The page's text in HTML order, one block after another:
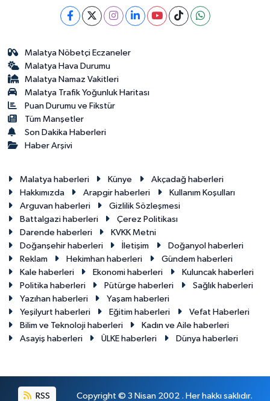
Malatya Nöbetçi Eczaneler
Malatya Hava Durumu
Malatya Namaz Vakitleri
Malatya Trafik Yoğunluk Haritası
Puan Durumu ve Fikstür
Tüm Manşetler
Son Dakika Haberleri
Haber Arşivi
Malatya haberleri Künye
Akçadağ haberleri
Hakkımızda
Arapgir haberleri
Kullanım Koşulları
Arguvan haberleri
Gizlilik Sözleşmesi
Battalgazi haberleri
Çerez Politikası
Darende haberleri
KVKK Metni
Doğanşehir haberleri
İletişim
Doğanyol haberleri
Reklam
Hekimhan haberleri
Gündem haberleri
Kale haberleri
Ekonomi haberleri
Kuluncak haberleri
Politika haberleri
Pütürge haberleri
Sağlık haberleri
Yazıhan haberleri
Yaşam haberleri
Yeşilyurt haberleri
Eğitim haberleri
Vefat Haberleri
Bilim ve Teknoloji haberleri
Kadın ve Aile haberleri
Asayiş haberleri
ÜLKE haberleri Dünya haberleri
RSS Copyright © 3 Nisan 2002 . Her hakkı saklıdır.